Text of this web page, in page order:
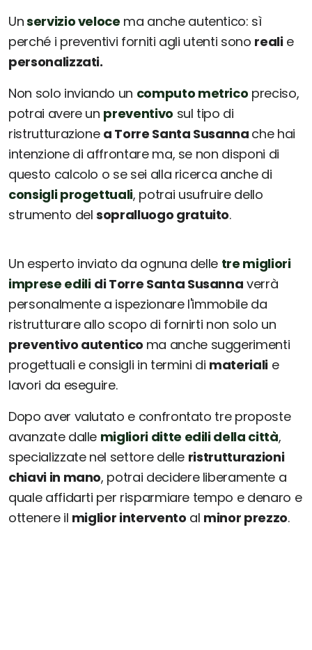
Unservizio veloce ma anche autentico: sì
perché i preventivi forniti agli utenti sono realie
personalizzati.
Non solo inviando un computo metrico preciso,
potrai avere un preventivo sul tipo di
ristrutturazione a Torre Santa Susanna che hai
intenzione di affrontare ma, se non disponi di
questo calcolo o se sei alla ricerca anche di
consigli progettuali, potrai usufruire dello
strumento delsopralluogo gratuito.
Un esperto inviato da ognuna delle tre migliori
imprese edili di Torre Santa Susanna verrà
personalmente a ispezionare l'immobile da
ristrutturare allo scopo di fornirti non solo un
preventivo autentico ma anche suggerimenti
progettuali e consigli in termini di materialie
lavori da eseguire.
Dopo aver valutato e confrontato tre proposte
avanzate dalle migliori ditte edili della città,
specializzate nel settore delle ristrutturazioni
chiavi in mano, potrai decidere liberamente a
quale affidarti per risparmiare tempo e denaro e
ottenere il miglior intervento al minor prezzo.